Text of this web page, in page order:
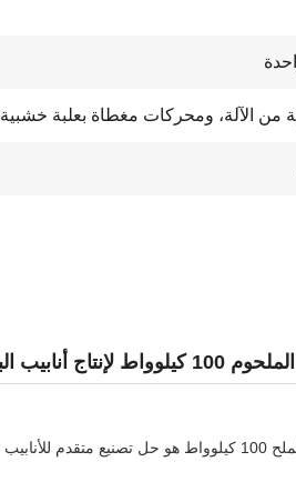
من الآلة، ومحركات مغطاة بعلبة خشبية
البناء